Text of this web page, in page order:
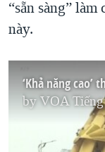
“sẵn sàng”
này.
byVOA
No